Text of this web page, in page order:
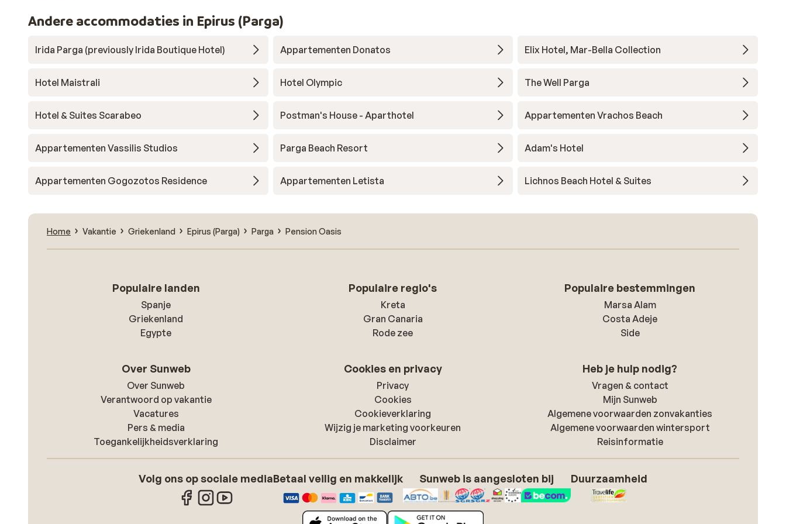
Andere accommodaties in Epirus (Parga)
Irida Parga (previously Irida Boutique Hotel) Appartementen Donatos Elix Hotel, Mar-Bella Collection
Hotel Maistrali Hotel Olympic The Well Parga
Hotel & Suites Scarabeo Postman's House - Aparthotel Appartementen Vrachos Beach
Appartementen Vassilis Studios Parga Beach Resort Adam's Hotel
Appartementen Gogozotos Residence Appartementen Letista Lichnos Beach Hotel & Suites
Home Vakantie Griekenland Epirus (Parga) Parga Pension Oasis
Populaire landen
Spanje
Griekenland
Egypte
Populaire regio's
Kreta
Gran Canaria
Rode zee
Populaire bestemmingen
Marsa Alam
Costa Adeje
Side
Over Sunweb
Over Sunweb
Verantwoord op vakantie
Vacatures
Pers & media
Toegankelijkheidsverklaring
Cookies en privacy
Privacy
Cookies
Cookieverklaring
Wijzig je marketing voorkeuren
Disclaimer
Heb je hulp nodig?
Vragen & contact
Mijn Sunweb
Algemene voorwaarden zonvakanties
Algemene voorwaarden wintersport
Reisinformatie
Volg ons op sociale mediaBetaal veilig en makkelijk Sunweb is aangesloten bij Duurzaamheid